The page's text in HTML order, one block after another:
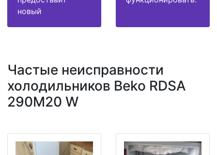
новый
Частые неисправности
холодильников Beko RDSA
290M20 W